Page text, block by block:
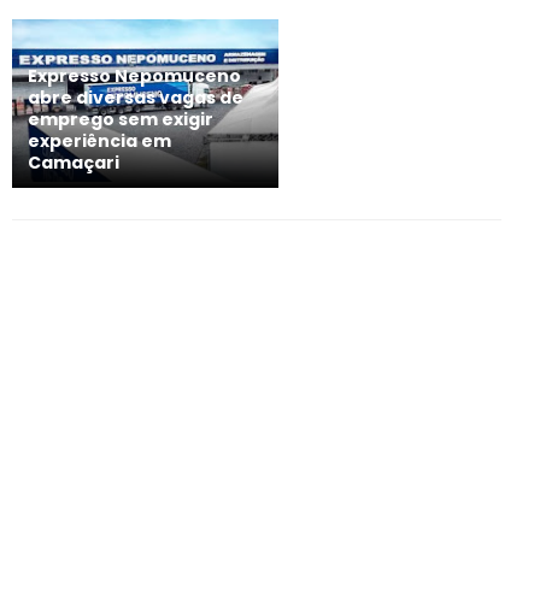
Expresso Nepomuceno
abre diversas vagas de
emprego sem exigir
experiência em
Camaçari